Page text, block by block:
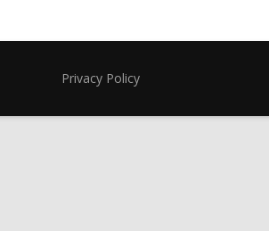
Privacy Policy